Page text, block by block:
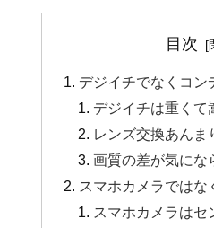
目次
デジイチでなくコン
デジイチは重くて
レンズ交換あんま
画質の差が気にな
スマホカメラではな
スマホカメラはセ